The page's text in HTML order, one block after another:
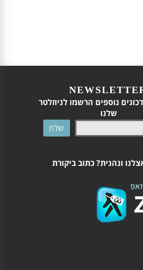
נוספים הרשמו לניוזלטר
שלנו
ונהנית? כתוב ביקורת